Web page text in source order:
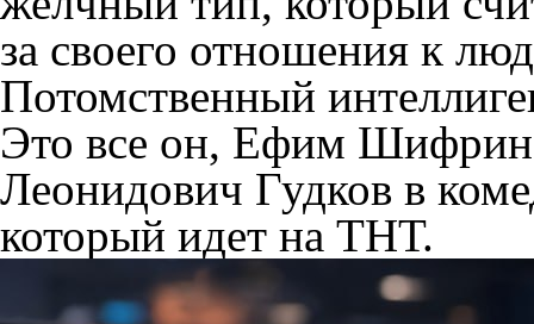
за своего отношения к
Потомственный
Это все он, Ефим
Леонидович Гудков в
который идет на ТНТ.